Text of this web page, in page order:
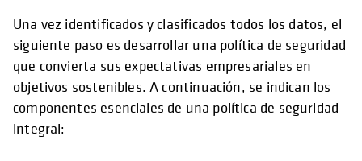
Una vez identificados y clasificados todos los datos, el
siguiente paso es desarrollar una política de seguridad
que convierta sus expectativas empresariales en
objetivos sostenibles. A continuación, se indican los
componentes esenciales de una política de seguridad
integral: